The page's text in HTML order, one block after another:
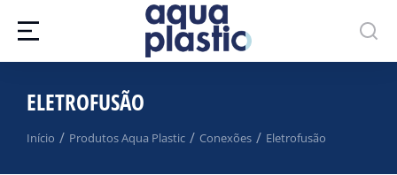
ELETROFUSÃO
Você está aqui:
Início Produtos Aqua Plastic Conexões Eletrofusão